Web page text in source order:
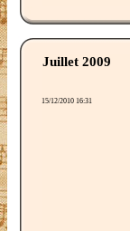
Juillet 2009
15/12/2010 16:31